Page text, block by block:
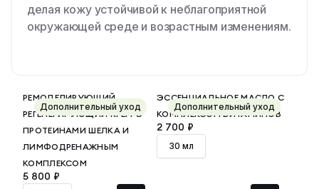
делая кожу устойчивой к неблагоприятной
окружающей среде и возрастным изменениям.
Дополнительный уход
РЕМОДЕЛИРУЮЩИЙ,
РЕГЕНЕРИРУЮЩИЙ КРЕМ С
ПРОТЕИНАМИ ШЕЛКА И
ЛИМФОДРЕНАЖНЫМ
КОМПЛЕКСОМ
5 800 ₽
Дополнительный уход
ЭССЕНЦИАЛЬНОЕ МАСЛО С
КОМПЛЕКСОМ ВИТАМИНОВ
2 700 ₽
30 мл